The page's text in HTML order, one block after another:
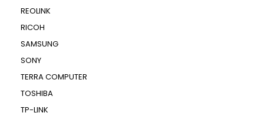
REOLINK
RICOH
SAMSUNG
SONY
TERRA COMPUTER
TOSHIBA
TP-LINK